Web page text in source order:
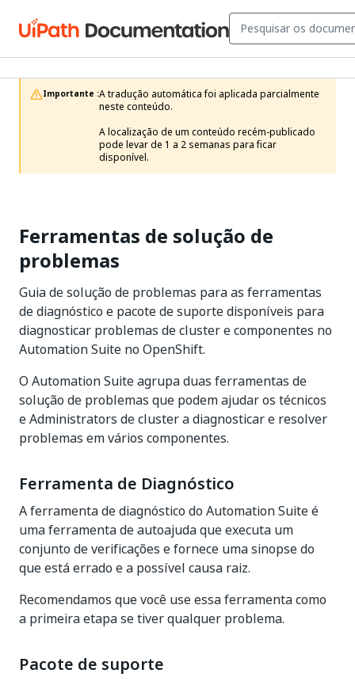
Importante :A tradução automática foi aplicada parcialmente
neste conteúdo.
A localização de um conteúdo recém-publicado
pode levar de 1 a 2 semanas para ficar
disponível.
Ferramentas de solução de
problemas
Guia de solução de problemas para as ferramentas
de diagnóstico e pacote de suporte disponíveis para
diagnosticar problemas de cluster e componentes no
Automation Suite no OpenShift.
O Automation Suite agrupa duas ferramentas de
solução de problemas que podem ajudar os técnicos
e Administrators de cluster a diagnosticar e resolver
problemas em vários componentes.
Ferramenta de Diagnóstico
A ferramenta de diagnóstico do Automation Suite é
uma ferramenta de autoajuda que executa um
conjunto de verificações e fornece uma sinopse do
que está errado e a possível causa raiz.
Recomendamos que você use essa ferramenta como
a primeira etapa se tiver qualquer problema.
Pacote de suporte